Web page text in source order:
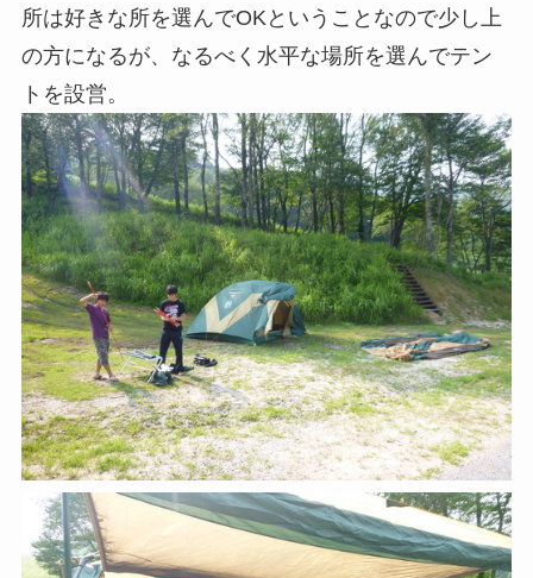
所は好きな所を選んでOKということなので少し上
の方になるが、なるべく水平な場所を選んでテン
トを設営。